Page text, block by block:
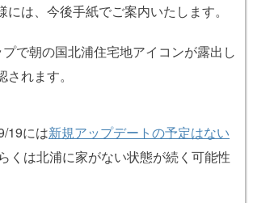
には、今後手紙でご案内いたします。
で朝の国北浦住宅地アイコンが露出し
れます。
19には新規アップデートの予定はない
くは北浦に家がない状態が続く可能性